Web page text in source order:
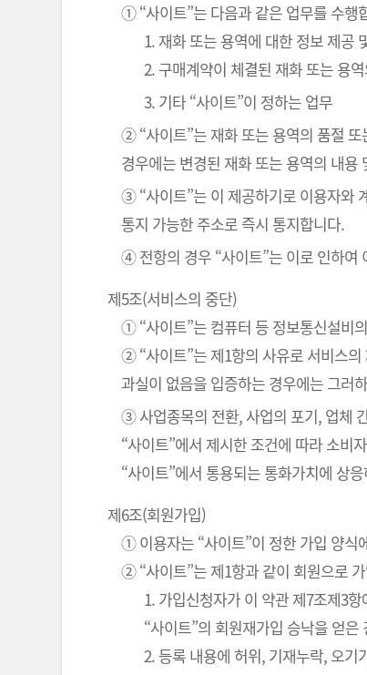
① “사이트”는 다음과 같은 업무를 수행
1. 재화 또는 용역에 대한 정보 제공
2. 구매계약이 체결된 재화 또는 용
3. 기타 “사이트”이 정하는 업무
② “사이트”는 재화 또는 용역의 품절
경우에는 변경된 재화 또는 용역의 내
③ “사이트”는 이 제공하기로 이용자와
통지 가능한 주소로 즉시 통지합니다.
④ 전항의 경우 “사이트”는 이로 인하여
제5조(서비스의 중단)
① “사이트”는 컴퓨터 등 정보통신설비
② “사이트”는 제1항의 사유로 서비스
과실이 없음을 입증하는 경우에는 그러
③ 사업종목의 전환, 사업의 포기, 업체
“사이트”에서 제시한 조건에 따라 소비
“사이트”에서 통용되는 통화가치에 상
제6조(회원가입)
① 이용자는 “사이트”이 정한 가입 양식
② “사이트”는 제1항과 같이 회원으로
1. 가입신청자가 이 약관 제7조제3
“사이트”의 회원재가입 승낙을 얻은
2. 등록 내용에 허위, 기재누락, 오기